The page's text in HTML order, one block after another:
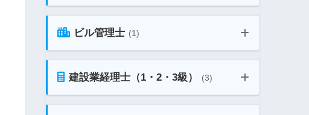
消防設備士 第3類 教材ガイド
インテリアコーディネーター 1次試験
ビル管理士 (1)
ビル管理士 教材ガイド
建設業経理士（1・2・3級） (3)